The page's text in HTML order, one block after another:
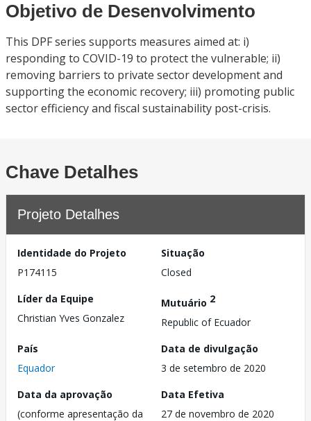
Objetivo de Desenvolvimento
This DPF series supports measures aimed at: i)
responding to COVID-19 to protect the vulnerable; ii)
removing barriers to private sector development and
supporting the economic recovery; iii) promoting public
sector efficiency and fiscal sustainability post-crisis.
Chave Detalhes
Projeto Detalhes
Identidade do Projeto
P174115
Situação
Closed
Líder da Equipe
Christian Yves Gonzalez
Mutuário 2
Republic of Ecuador
País
Equador
Data de divulgação
3 de setembro de 2020
Data da aprovação
(conforme apresentação da
Data Efetiva
27 de novembro de 2020